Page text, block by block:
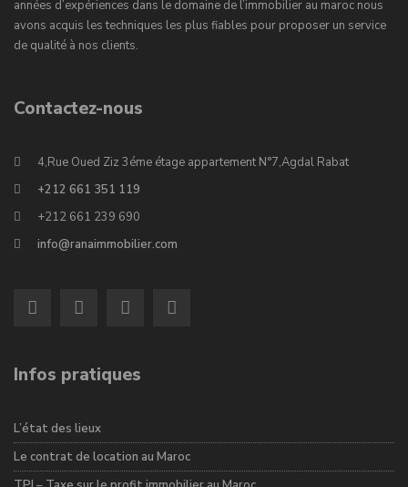
années d’expériences dans le domaine de l’immobilier au maroc nous
avons acquis les techniques les plus fiables pour proposer un service
de qualité à nos clients.
Contactez-nous
4,Rue Oued Ziz 3éme étage appartement N°7,Agdal Rabat
+212 661 351 119
+212 661 239 690
info@ranaimmobilier.com
Infos pratiques
L’état des lieux
Le contrat de location au Maroc